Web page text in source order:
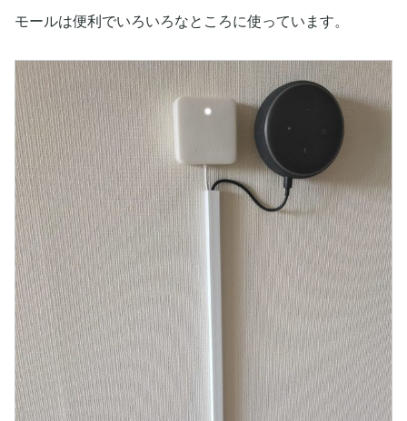
モールは便利でいろいろなところに使っています。